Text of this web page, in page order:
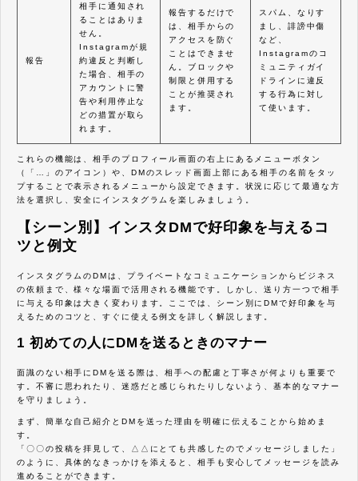
報告
相手に通知され
ることはありま
せん。
Instagramが規
約違反と判断し
た場合、相手の
アカウントに警
告や利用停止な
どの措置が取ら
れます。
報告するだけで
は、相手からの
アクセスを防ぐ
ことはできませ
ん。ブロックや
制限と併用する
ことが推奨され
ます。
スパム、なりす
まし、誹謗中傷
など、
Instagramのコ
ミュニティガイ
ドラインに違反
する行為に対し
て使います。
これらの機能は、相手のプロフィール画面の右上にあるメニューボタン
（「…」のアイコン）や、DMのスレッド画面上部にある相手の名前をタッ
プすることで表示されるメニューから設定できます。状況に応じて最適な方
法を選択し、安全にインスタグラムを楽しみましょう。
【シーン別】インスタDMで好印象を与えるコ
ツと例文
インスタグラムのDMは、プライベートなコミュニケーションからビジネス
の依頼まで、様々な場面で活用される機能です。しかし、送り方一つで相手
に与える印象は大きく変わります。ここでは、シーン別にDMで好印象を与
えるためのコツと、すぐに使える例文を詳しく解説します。
1 初めての人にDMを送るときのマナー
面識のない相手にDMを送る際は、相手への配慮と丁寧さが何よりも重要で
す。不審に思われたり、迷惑だと感じられたりしないよう、基本的なマナー
を守りましょう。
まず、簡単な自己紹介とDMを送った理由を明確に伝えることから始めま
す。
「〇〇の投稿を拝見して、△△にとても共感したのでメッセージしました」
のように、具体的なきっかけを添えると、相手も安心してメッセージを読み
進めることができます。